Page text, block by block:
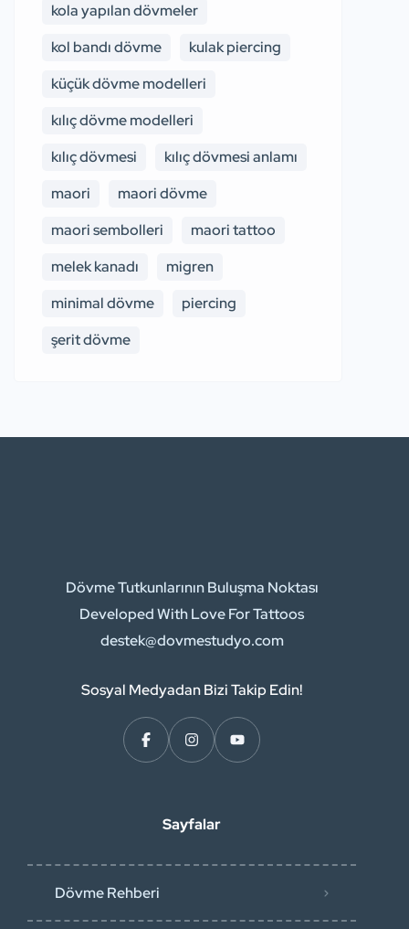
kola yapılan dövmeler
kol bandı dövme
kulak piercing
küçük dövme modelleri
kılıç dövme modelleri
kılıç dövmesi
kılıç dövmesi anlamı
maori
maori dövme
maori sembolleri
maori tattoo
melek kanadı
migren
minimal dövme
piercing
şerit dövme
Dövme Tutkunlarının Buluşma Noktası
Developed With Love For Tattoos
destek@dovmestudyo.com
Sosyal Medyadan Bizi Takip Edin!
Sayfalar
Dövme Rehberi